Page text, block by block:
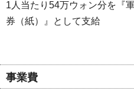
1人当たり54万ウォン分を『
券（紙）』として支給
事業費